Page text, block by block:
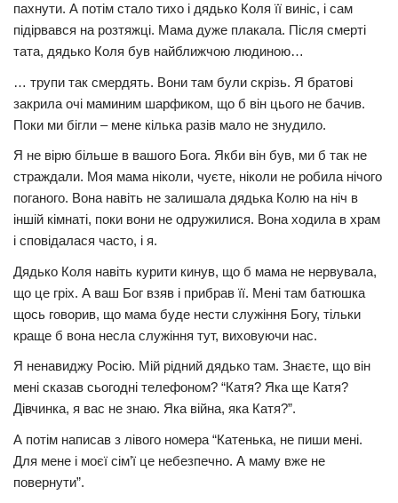
пахнути. А потім стало тихо і дядько Коля її виніс, і сам
підірвався на розтяжці. Мама дуже плакала. Після смерті
тата, дядько Коля був найближчою людиною…
… трупи так смердять. Вони там були скрізь. Я братові
закрила очі маминим шарфиком, що б він цього не бачив.
Поки ми бігли – мене кілька разів мало не знудило.
Я не вірю більше в вашого Бога. Якби він був, ми б так не
страждали. Моя мама ніколи, чуєте, ніколи не робила нічого
поганого. Вона навіть не залишала дядька Колю на ніч в
іншій кімнаті, поки вони не одружилися. Вона ходила в храм
і сповідалася часто, і я.
Дядько Коля навіть курити кинув, що б мама не нервувала,
що це гріх. А ваш Бог взяв і прибрав її. Мені там батюшка
щось говорив, що мама буде нести служіння Богу, тільки
краще б вона несла служіння тут, виховуючи нас.
Я ненавиджу Росію. Мій рідний дядько там. Знаєте, що він
мені сказав сьогодні телефоном? “Катя? Яка ще Катя?
Дівчинка, я вас не знаю. Яка війна, яка Катя?”.
А потім написав з лівого номера “Катенька, не пиши мені.
Для мене і моєї сім’ї це небезпечно. А маму вже не
повернути”.